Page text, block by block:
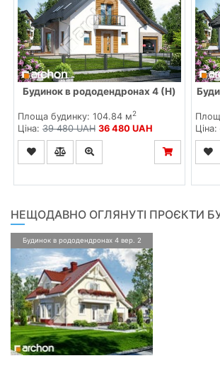
Будинок в рододендронах 4 (H)
Площа будинку: 104.84 м2
Ціна: 39 480 UAH 36 480 UAH Ціна:
НЕЩОДАВНО ОГЛЯНУТІ ПРОЄКТИ
Будинок в рододендронах 4 вер. 2